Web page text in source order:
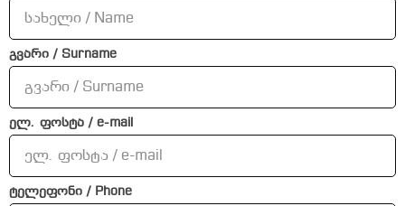
გვარი / Surname
ელ. ფოსტა / e-mail
ტელეფონი / Phone